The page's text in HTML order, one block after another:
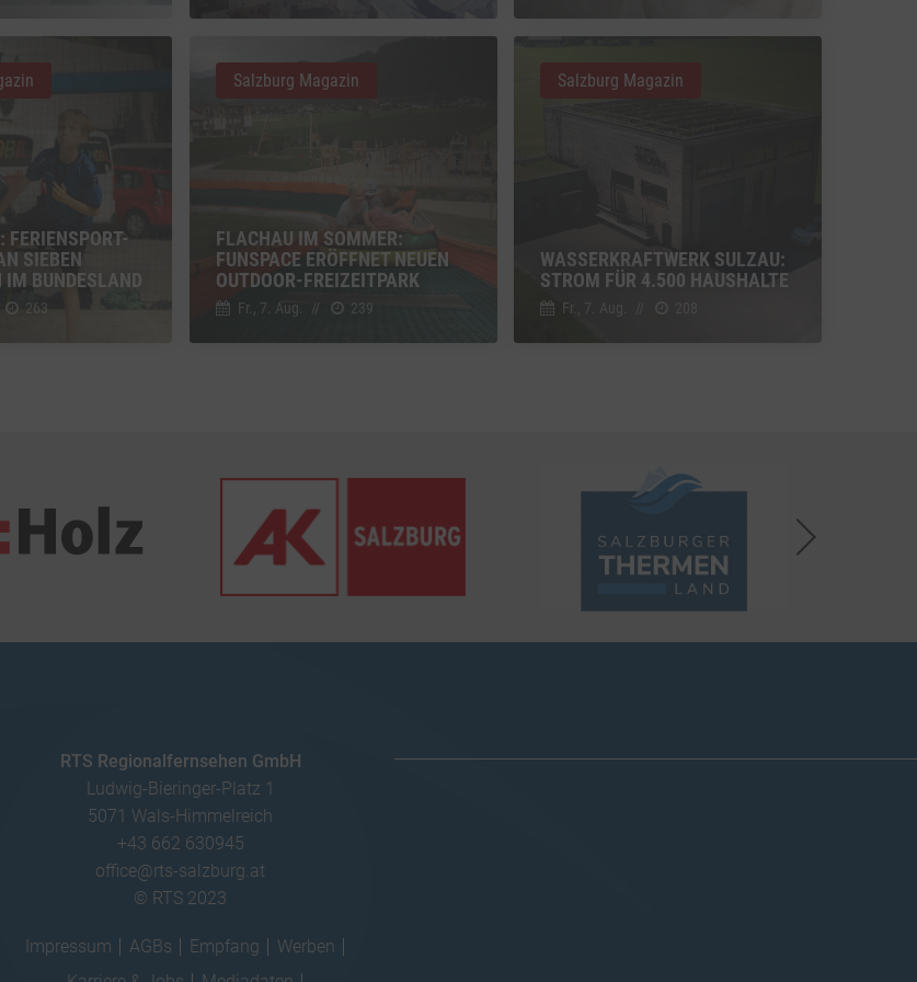
FERIENSPORT-
SIEBEN
IM BUNDESLAND
263
FLACHAU IM SOMMER:
FUNSPACE ERÖFFNET NEUEN
OUTDOOR-FREIZEITPARK
Fr., 7. Aug. // 239
Salzburg Magazin
WASSERKRAFTWERK SULZAU:
STROM FÜR 4.500 HAUSHALTE
Fr., 7. Aug.
Salzburg Magazin
RTS Regionalfernsehen GmbH
Ludwig-Bieringer-Platz 1
5071 Wals-Himmelreich
+43 662 630945
office@rts-salzburg.at
© RTS 2023
Impressum AGBs Empfang
Werben
zu Vimeo